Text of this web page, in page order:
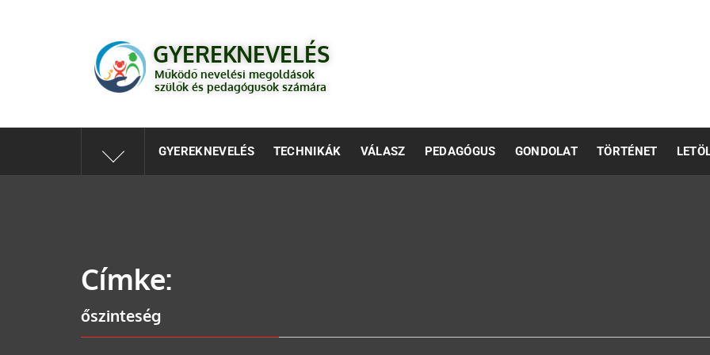
GYEREKNEVELÉS
GYEREKNEVELÉS
Működő nevelési megoldások
szülők és pedagógusok számára
GYEREKNEVELÉS TECHNIKÁK VÁLASZ PEDAGÓGUS GONDOLAT TÖRTÉNET
Címke:
őszinteség